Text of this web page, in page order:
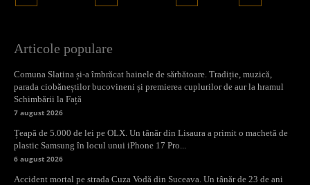
Articole populare
Comuna Slatina și-a îmbrăcat hainele de sărbătoare. Tradiție, muzică,
parada ciobăneștilor bucovineni și premierea cuplurilor de aur la hramul
Schimbării la Față
7 august 2026
Țeapă de 5.000 de lei pe OLX. Un tânăr din Lisaura a primit o machetă de
plastic Samsung în locul unui iPhone 17 Pro...
6 august 2026
Accident mortal pe strada Cuza Vodă din Suceava. Un tânăr de 23 de ani